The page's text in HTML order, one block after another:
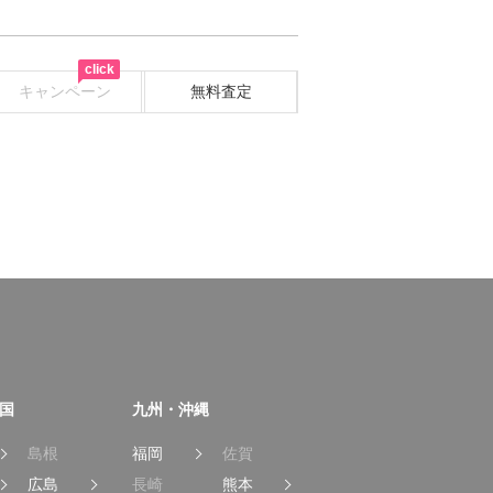
キャンペーン 無料査定
click
島根
広島
九州・沖縄
福岡
佐賀
長崎
熊本